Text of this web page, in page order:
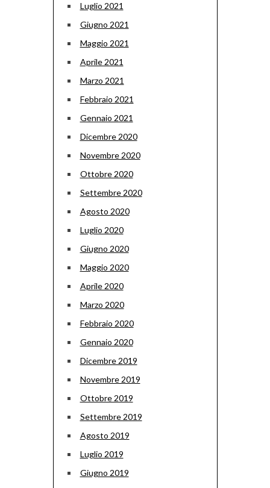
Luglio 2021
Giugno 2021
Maggio 2021
Aprile 2021
Marzo 2021
Febbraio 2021
Gennaio 2021
Dicembre 2020
Novembre 2020
Ottobre 2020
Settembre 2020
Agosto 2020
Luglio 2020
Giugno 2020
Maggio 2020
Aprile 2020
Marzo 2020
Febbraio 2020
Gennaio 2020
Dicembre 2019
Novembre 2019
Ottobre 2019
Settembre 2019
Agosto 2019
Luglio 2019
Giugno 2019